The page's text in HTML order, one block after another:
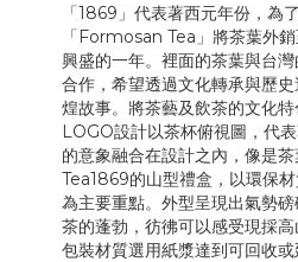
「1869」代表著西元年份，為
「Formosan Tea」將茶葉外
興盛的一年。裡面的茶葉與台
合作，希望透過文化轉承與歷
煌故事。將茶藝及飲茶的文化特
LOGO設計以茶杯俯視圖，代
的意象融合在設計之內，像是
Tea1869的山型禮盒，以環保
為主要重點。外型呈現出氣勢
茶的蓬勃，彷彿可以感受現採高
包裝材質選用紙漿達到可回收或